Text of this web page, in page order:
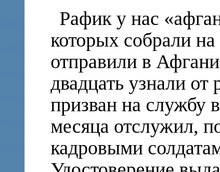
Рафик у нас
которых собрали
отправили в
двадцать узнали
призван на службу
месяца отслужил,
кадровыми